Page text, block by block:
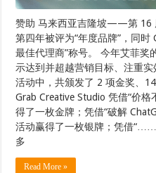
赞助 马来西亚吉隆坡——第 16
第四年被评为“年度品牌”，同
最佳代理商”称号。 今年艾菲奖
示达到并超越营销目标、注重
活动中，共颁发了 2 项金奖、
Grab Creative Studio 凭借“价
得了一枚金牌；凭借“破解
活动赢得了一枚银牌；凭借
多
Read More »